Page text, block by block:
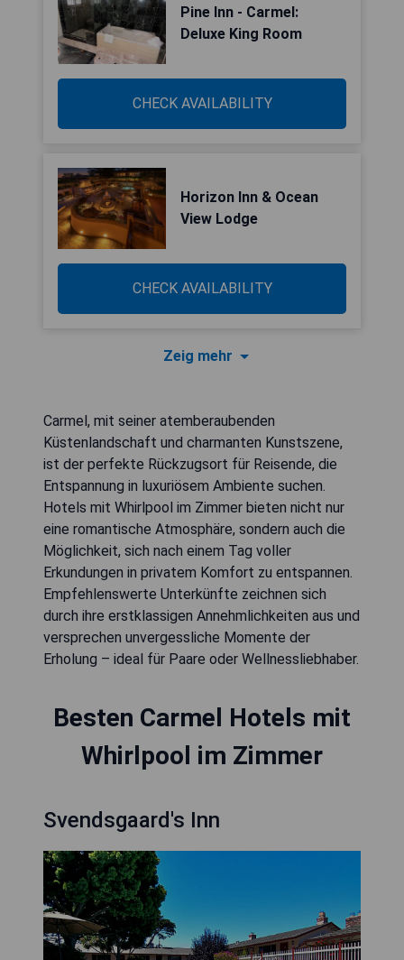
Pine Inn - Carmel:
Deluxe King Room
CHECK AVAILABILITY
Horizon Inn & Ocean
View Lodge
CHECK AVAILABILITY
Zeig mehr
Carmel, mit seiner atemberaubenden
Küstenlandschaft und charmanten Kunstszene,
ist der perfekte Rückzugsort für Reisende, die
Entspannung in luxuriösem Ambiente suchen.
Hotels mit Whirlpool im Zimmer bieten nicht nur
eine romantische Atmosphäre, sondern auch die
Möglichkeit, sich nach einem Tag voller
Erkundungen in privatem Komfort zu entspannen.
Empfehlenswerte Unterkünfte zeichnen sich
durch ihre erstklassigen Annehmlichkeiten aus und
versprechen unvergessliche Momente der
Erholung – ideal für Paare oder Wellnessliebhaber.
Besten Carmel Hotels mit
Whirlpool im Zimmer
Svendsgaard's Inn